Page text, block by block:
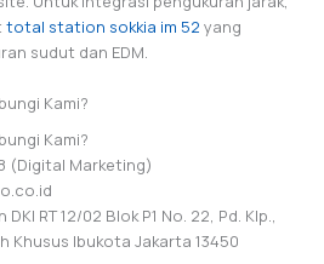
total station sokkia im 52 yang
sudut dan EDM.
Kami?
Kami?
(Digital Marketing)
RT 12/02 Blok P1 No. 22, Pd. Klp.,
Khusus Ibukota Jakarta 13450